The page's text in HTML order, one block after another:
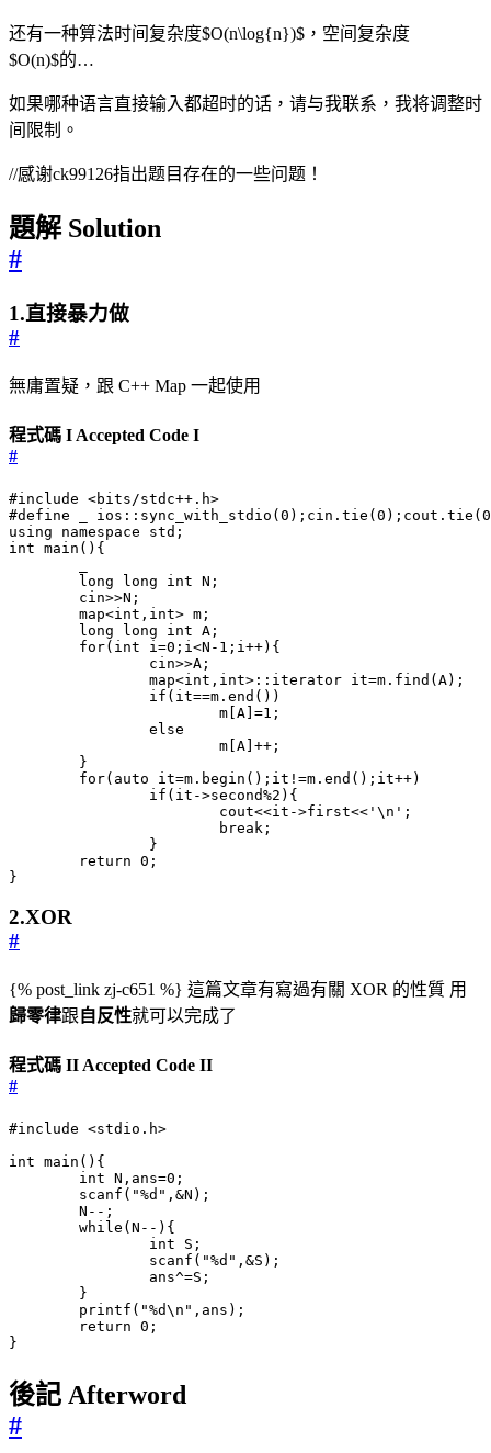
还有一种算法时间复杂度$O(n\log{n})$，空间复杂度
$O(n)$的…
如果哪种语言直接输入都超时的话，请与我联系，我将调整时
间限制。
//感谢ck99126指出题目存在的一些问题！
題解 Solution
#
1.直接暴力做
#
無庸置疑，跟 C++ Map 一起使用
程式碼 I Accepted Code I
#
#include <bits/stdc++.h>
using
namespace std ;
int main (){
long
long int N ;
cin>>N ;
map<int , int> m ;
long
long int A ;
for( int i =0 ; i <N - 1 ; i ++){
cin>>A ;
map<int , int>:: iterator it=m . find (A);
if ( it==m . end ())
m [A] =1 ;
else
m [A] ++ ;
}
for( auto it=m . begin (); it !=m . end (); it++)
if ( it ->second%2 ){
cout<<it ->first<< '\n' ;
break ;
}
return 0 ;
}
2.XOR
#
{% post_link zj-c651 %} 這篇文章有寫過有關 XOR 的性質 用
歸零律跟 自反性就可以完成了
程式碼 II Accepted Code II
#
#include <stdio.h>
int main (){
int N , ans=0 ;
scanf ( "%d" , &N );
N -- ;
while (N -- ){
int
S ;
scanf ( "%d" , &S );
ans^=S ;
}
printf ( "%d\n " , ans );
return 0 ;
}
後記 Afterword
#